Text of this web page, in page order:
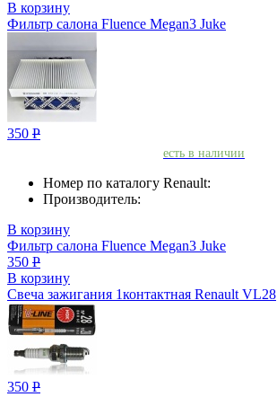
В корзину
Фильтр салона Fluence Megan3 Juke
350 Р
есть в наличии
Номер по каталогу Renault:
Производитель:
В корзину
Фильтр салона Fluence Megan3 Juke
350 Р
В корзину
Свеча зажигания 1контактная Renault VL28
350 Р